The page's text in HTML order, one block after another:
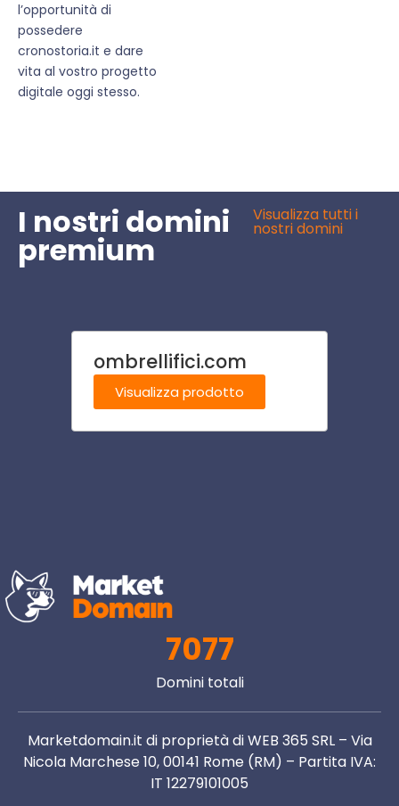
l’opportunità di
possedere
cronostoria.it e dare
vita al vostro progetto
digitale oggi stesso.
I nostri domini
premium
Visualizza tutti i
nostri domini
ombrellifici.com
Visualizza prodotto
7077
Domini totali
Marketdomain.it di proprietà di WEB 365 SRL – Via
Nicola Marchese 10, 00141 Rome (RM) – Partita IVA:
IT 12279101005